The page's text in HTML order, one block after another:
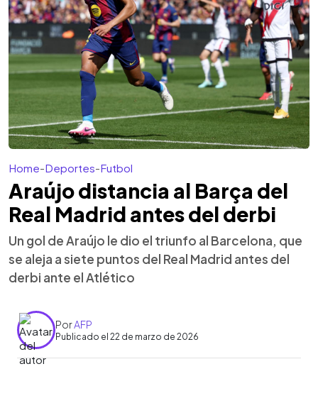
Home-Deportes-Futbol
Araújo distancia al Barça del
Real Madrid antes del derbi
Un gol de Araújo le dio el triunfo al Barcelona, que
se aleja a siete puntos del Real Madrid antes del
derbi ante el Atlético
PorAFP
Publicado el 22 de marzo de 2026